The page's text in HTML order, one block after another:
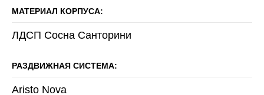
МАТЕРИАЛ КОРПУСА:
ЛДСП Сосна Санторини
РАЗДВИЖНАЯ СИСТЕМА:
Aristo Nova